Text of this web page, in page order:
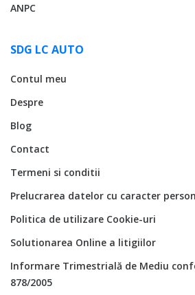
ANPC
SDG LC AUTO
Contul meu
Despre
Blog
Contact
Termeni si conditii
Prelucrarea datelor cu caracter
Politica de utilizare Cookie-uri
Solutionarea Online a litigiilor
Informare Trimestrială de Mediu
878/2005